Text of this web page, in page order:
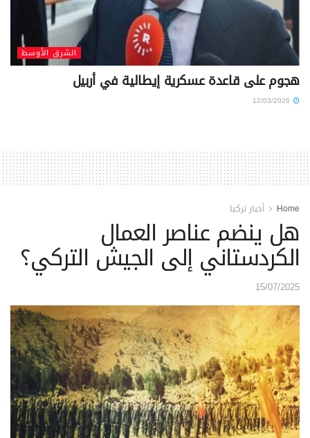
الشرق الأوسط
هجوم على قاعدة عسكرية إيطالية في أربيل
Home أخبار تركيا
هل ينضم عناصر العمال
الكردستاني إلى الجيش التركي؟
15/07/2025